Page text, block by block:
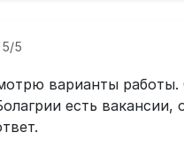
5/5
варианты работы.
есть вакансии,